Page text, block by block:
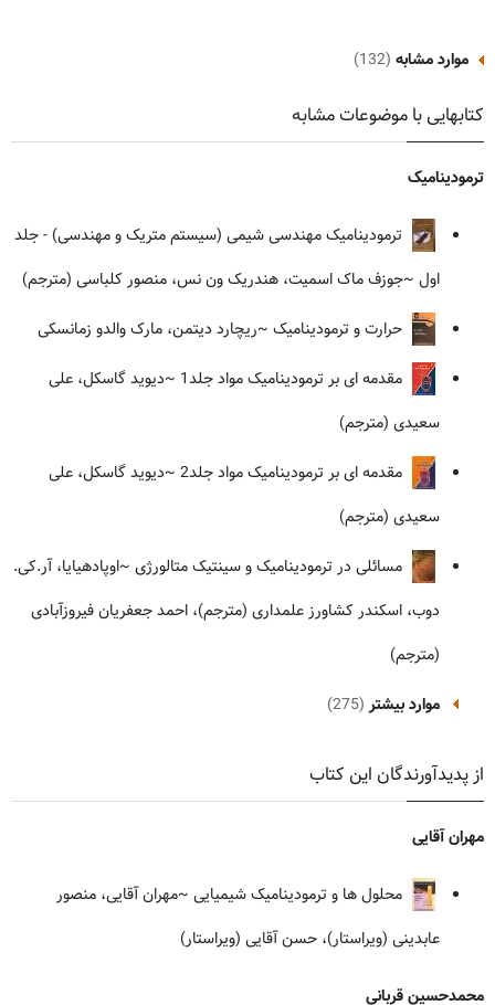
موارد مشابه (132)
کتابهایی با موضوعات مشابه
ترمودینامیک
ترمودینامیک مهندسی شیمی (سیستم متریک و مهندسی) - جلد
اول ~جوزف ماک اسمیت، هندریک ون نس، منصور کلباسی (مترجم)
حرارت و ترمودینامیک ~ریچارد دیتمن، مارک والدو زمانسکی
مقدمه ای بر ترمودینامیک مواد جلد1 ~دیوید گاسکل، علی
سعیدی (مترجم)
مقدمه ای بر ترمودینامیک مواد جلد2 ~دیوید گاسکل، علی
سعیدی (مترجم)
مسائلی در ترمودینامیک و سینتیک متالورژی ~اوپادهیایا، آر.کی.
دوب، اسکندر کشاورز علمداری (مترجم)، احمد جعفریان فیروزآبادی
(مترجم)
موارد بیشتر (275)
از پدیدآورندگان این کتاب
مهران آقایی
محلول ها و ترمودینامیک شیمیایی ~مهران آقایی، منصور
عابدینی (ویراستار)، حسن آقایی (ویراستار)
محمدحسین قربانی